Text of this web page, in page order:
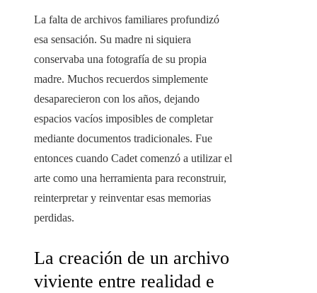
La falta de archivos familiares profundizó
esa sensación. Su madre ni siquiera
conservaba una fotografía de su propia
madre. Muchos recuerdos simplemente
desaparecieron con los años, dejando
espacios vacíos imposibles de completar
mediante documentos tradicionales. Fue
entonces cuando Cadet comenzó a utilizar el
arte como una herramienta para reconstruir,
reinterpretar y reinventar esas memorias
perdidas.
La creación de un archivo
viviente entre realidad e